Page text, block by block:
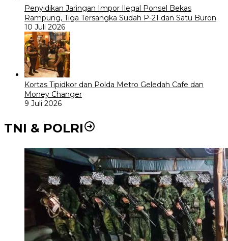
Penyidikan Jaringan Impor Ilegal Ponsel Bekas
Rampung, Tiga Tersangka Sudah P-21 dan Satu Buron
10 Juli 2026
Kortas Tipidkor dan Polda Metro Geledah Cafe dan
Money Changer
9 Juli 2026
TNI & POLRI